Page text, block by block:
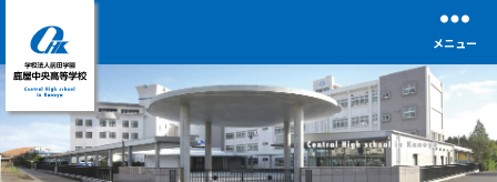
学
校
法
人
メニュー